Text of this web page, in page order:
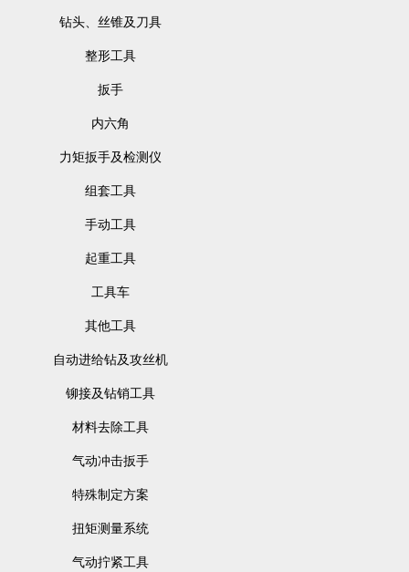
钻头、丝锥及刀具
整形工具
扳手
内六角
力矩扳手及检测仪
组套工具
手动工具
起重工具
工具车
其他工具
自动进给钻及攻丝机
铆接及钻销工具
材料去除工具
气动冲击扳手
特殊制定方案
扭矩测量系统
气动拧紧工具